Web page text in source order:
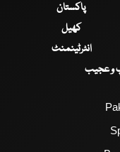
پاکستان
کھیل
انٹرٹینمنٹ
و عجیب